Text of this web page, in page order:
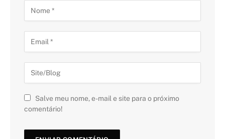
Salve meu nome, e-mail e site para o próximo
comentário!